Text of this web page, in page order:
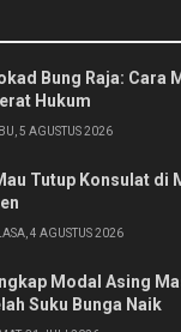
Bung Raja: Cara
Hukum
5 AGUSTUS 2026
Tutup Konsulat di
4 AGUSTUS 2026
Modal Asing
Suku Bunga Naik